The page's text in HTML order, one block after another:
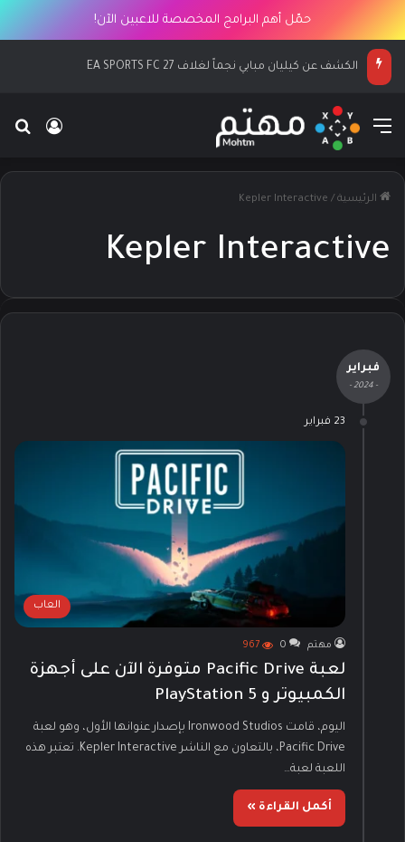
حمّل أهم البرامج المخصصة للاعبين الآن!
الكشف عن كيليان مبابي نجماً لغلاف EA SPORTS FC 27
القائمة
الرئيسية /
Kepler Interactive
Kepler Interactive
فبراير
- 2024 -
23 فبراير
العاب
مهتم 0
967
لعبة Pacific Drive متوفرة الآن على أجهزة
الكمبيوتر و PlayStation 5
اليوم، قامت Ironwood Studios بإصدار عنوانها الأول، وهو لعبة
Pacific Drive، بالتعاون مع الناشر Kepler Interactive. تعتبر هذه
اللعبة لعبة…
أكمل القراءة »